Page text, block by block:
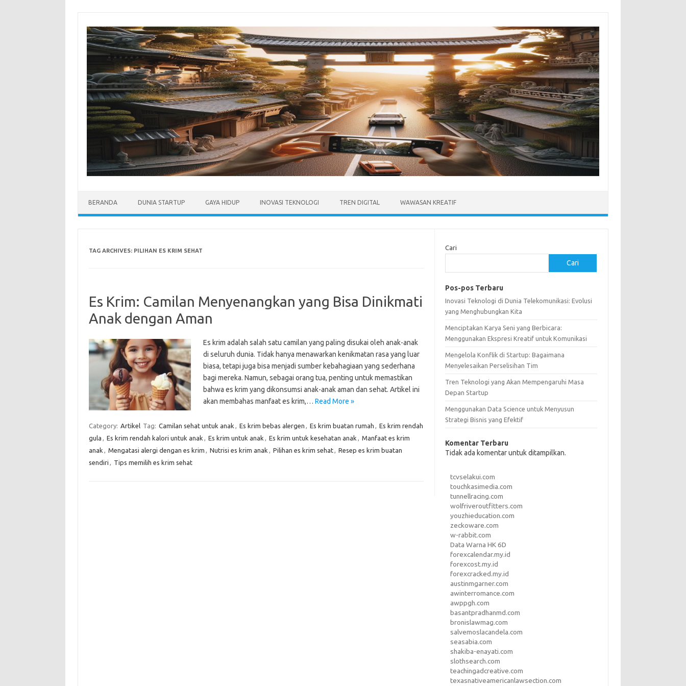
content
BERANDA DUNIA STARTUP GAYA HIDUP INOVASI TEKNOLOGI TREN DIGITAL WAWASAN KREATIF
TAG ARCHIVES: PILIHAN ES KRIM SEHAT
Es Krim: Camilan Menyenangkan yang Bisa Dinikmati
Anak dengan Aman
Es krim adalah salah satu camilan yang paling disukai oleh anak-anak
di seluruh dunia. Tidak hanya menawarkan kenikmatan rasa yang luar
biasa, tetapi juga bisa menjadi sumber kebahagiaan yang sederhana
bagi mereka. Namun, sebagai orang tua, penting untuk memastikan
bahwa es krim yang dikonsumsi anak-anak aman dan sehat. Artikel ini
akan membahas manfaat es krim,… Read More »
Category: Artikel Tag: Camilan sehat untuk anak , Es krim bebas alergen , Es krim buatan rumah , Es krim rendah
gula , Es krim rendah kalori untuk anak , Es krim untuk anak , Es krim untuk kesehatan anak , Manfaat es krim
anak , Mengatasi alergi dengan es krim , Nutrisi es krim anak , Pilihan es krim sehat, Resep es krim buatan
sendiri , Tips memilih es krim sehat
Cari
Cari
Pos-pos Terbaru
Inovasi Teknologi di Dunia Telekomunikasi: Evolusi
yang Menghubungkan Kita
Menciptakan Karya Seni yang Berbicara:
Menggunakan Ekspresi Kreatif untuk Komunikasi
Mengelola Konflik di Startup: Bagaimana
Menyelesaikan Perselisihan Tim
Tren Teknologi yang Akan Mempengaruhi Masa
Depan Startup
Menggunakan Data Science untuk Menyusun
Strategi Bisnis yang Efektif
Komentar Terbaru
Tidak ada komentar untuk ditampilkan.
tcvselakui.com
touchkasimedia.com
tunnellracing.com
wolfriveroutfitters.com
youzhieducation.com
zeckoware.com
w-rabbit.com
Data Warna HK 6D
forexcalendar.my.id
forexcost.my.id
forexcracked.my.id
austinmgarner.com
awinterromance.com
awppgh.com
basantpradhanmd.com
bronislawmag.com
salvemoslacandela.com
seasabia.com
shakiba-enayati.com
slothsearch.com
teachingadcreative.com
texasnativeamericanlawsection.com